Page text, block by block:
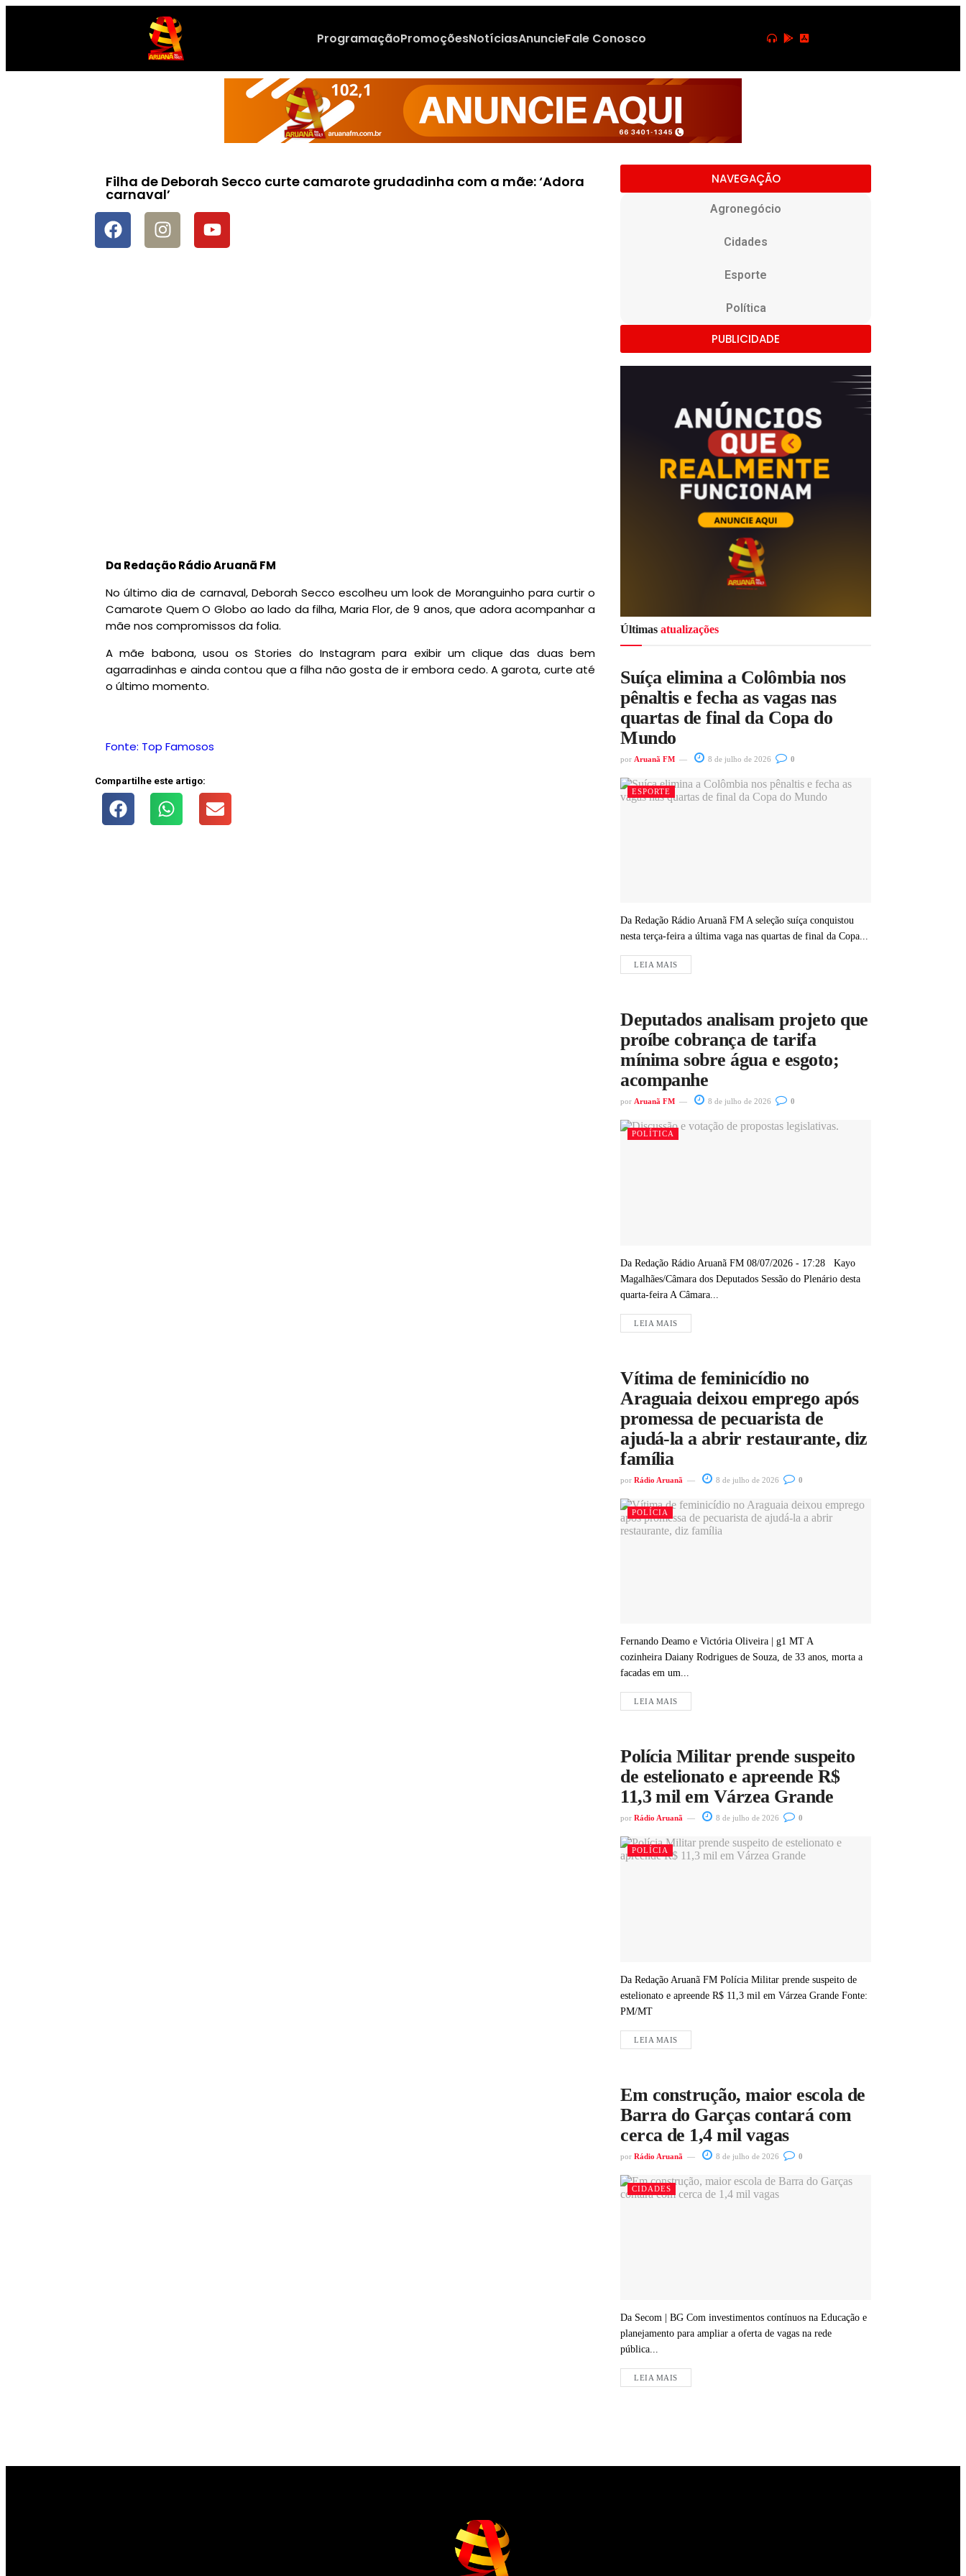
ProgramaçãoPromoçõesNotíciasAnuncieFale Conosco
Filha de Deborah Secco curte camarote grudadinha com a mãe: ‘Adora
carnaval’
Da Redação Rádio Aruanã FM
No último dia de carnaval, Deborah Secco escolheu um look de Moranguinho para curtir o
Camarote Quem O Globo ao lado da filha, Maria Flor, de 9 anos, que adora acompanhar a
mãe nos compromissos da folia.
A mãe babona, usou os Stories do Instagram para exibir um clique das duas bem
agarradinhas e ainda contou que a filha não gosta de ir embora cedo. A garota, curte até
o último momento.
Fonte: Top Famosos
Compartilhe este artigo:
NAVEGAÇÃO
Agronegócio
Cidades
Esporte
Política
PUBLICIDADE
Últimas atualizações
Suíça elimina a Colômbia nos
pênaltis e fecha as vagas nas
quartas de final da Copa do
Mundo
por Aruanã FM 8 de julho de 2026 0
ESPORTE
Da Redação Rádio Aruanã FM A seleção suíça conquistou
nesta terça-feira a última vaga nas quartas de final da Copa...
LEIA MAIS
Deputados analisam projeto que
proíbe cobrança de tarifa
mínima sobre água e esgoto;
acompanhe
por Aruanã FM 8 de julho de 2026 0
POLÍTICA
Da Redação Rádio Aruanã FM 08/07/2026 - 17:28 Kayo
Magalhães/Câmara dos Deputados Sessão do Plenário desta
quarta-feira A Câmara...
LEIA MAIS
Vítima de feminicídio no
Araguaia deixou emprego após
promessa de pecuarista de
ajudá-la a abrir restaurante, diz
família
por Rádio Aruanã 8 de julho de 2026 0
POLÍCIA
Fernando Deamo e Victória Oliveira | g1 MT A
cozinheira Daiany Rodrigues de Souza, de 33 anos, morta a
facadas em um...
LEIA MAIS
Polícia Militar prende suspeito
de estelionato e apreende R$
11,3 mil em Várzea Grande
por Rádio Aruanã 8 de julho de 2026 0
POLÍCIA
Da Redação Aruanã FM Polícia Militar prende suspeito de
estelionato e apreende R$ 11,3 mil em Várzea Grande Fonte:
PM/MT
LEIA MAIS
Em construção, maior escola de
Barra do Garças contará com
cerca de 1,4 mil vagas
por Rádio Aruanã 8 de julho de 2026 0
CIDADES
Da Secom | BG Com investimentos contínuos na Educação e
planejamento para ampliar a oferta de vagas na rede
pública...
LEIA MAIS